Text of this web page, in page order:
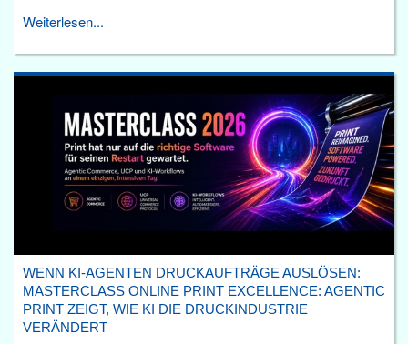
Weiterlesen...
WENN KI-AGENTEN DRUCKAUFTRÄGE AUSLÖSEN:
MASTERCLASS ONLINE PRINT EXCELLENCE: AGENTIC
PRINT ZEIGT, WIE KI DIE DRUCKINDUSTRIE
VERÄNDERT